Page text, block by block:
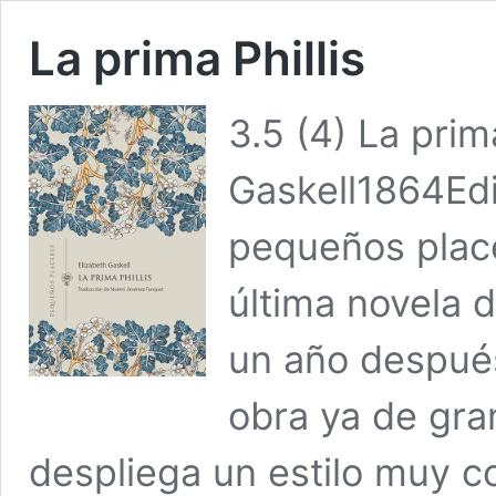
La prima Phillis
3.5 (4) La
pequeños
última novela
un año
obra ya de
despliega un estilo muy